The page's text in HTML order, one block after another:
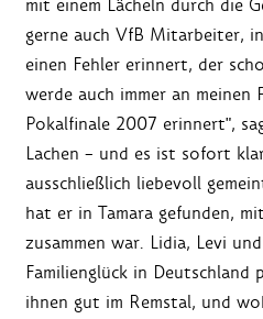
mit einem Lächeln durch die
gerne auch VfB Mitarbeiter,
einen Fehler erinnert, der
werde auch immer an meinen
Pokalfinale 2007 erinnert",
Lachen – und es ist sofort
ausschließlich liebevoll
hat er in Tamara gefunden,
zusammen war. Lidia, Levi
Familienglück in Deutschland
ihnen gut im Remstal, und